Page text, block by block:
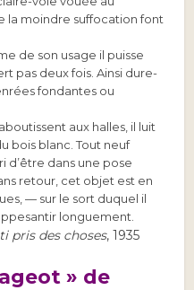
la moindre suffocation font
de son usage il puisse
pas deux fois. Ainsi dure-
fondantes ou
aux halles, il luit
bois blanc. Tout neuf
dans une pose
retour, cet objet est en
— sur le sort duquel il
longuement.
pris des choses, 1935
» de